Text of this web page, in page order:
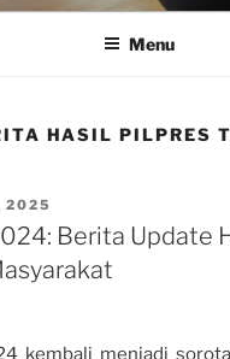
Menu
HASIL PILPRES
2025
Berita Update
kembali menjadi